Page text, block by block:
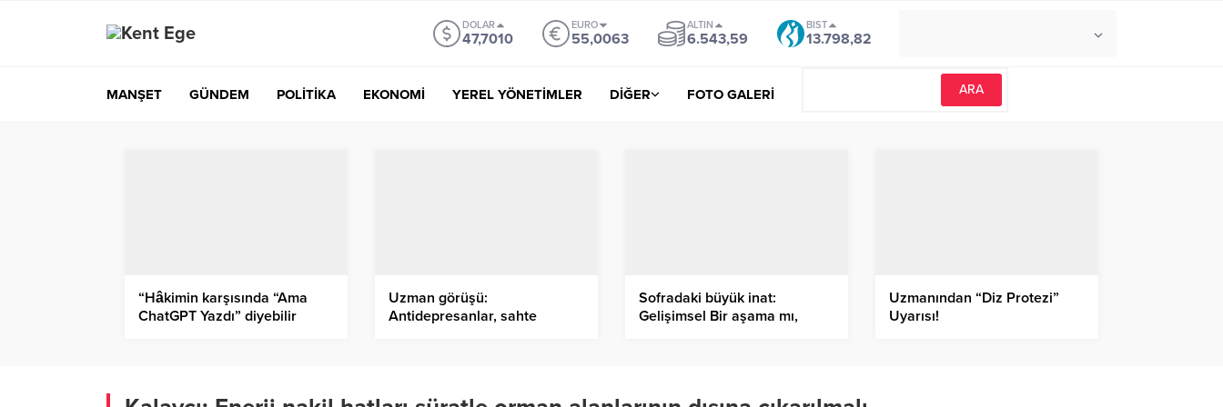
DOLAR
47,7010
EURO
55,0063
ALTIN
6.543,59
BIST
13.798,82
MANŞET GÜNDEM POLİTİKA EKONOMİ YEREL YÖNETİMLER DİĞER FOTO GALERİ
“Hâkimin karşısında “Ama
ChatGPT Yazdı” diyebilir
Uzman görüşü:
Antidepresanlar, sahte
Sofradaki büyük inat:
Gelişimsel Bir aşama mı,
Uzmanından “Diz Protezi”
Uyarısı!